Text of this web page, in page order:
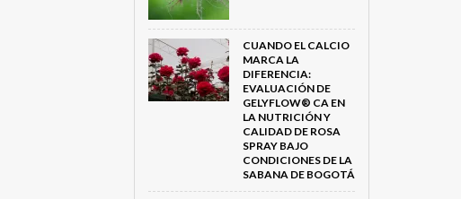
CUANDO EL CALCIO
MARCA LA
DIFERENCIA:
EVALUACIÓN DE
GELYFLOW® CA EN
LA NUTRICIÓN Y
CALIDAD DE ROSA
SPRAY BAJO
CONDICIONES DE LA
SABANA DE BOGOTÁ